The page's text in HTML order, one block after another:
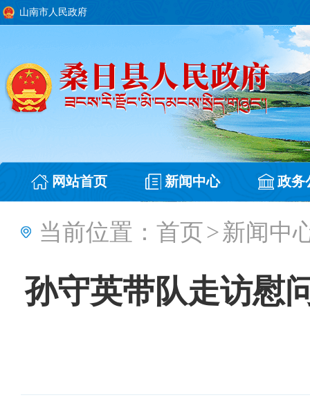
山南市人民政府
网站首页 新闻中心 政务
当前位置： 首页>新闻中
孙守英带队走访慰